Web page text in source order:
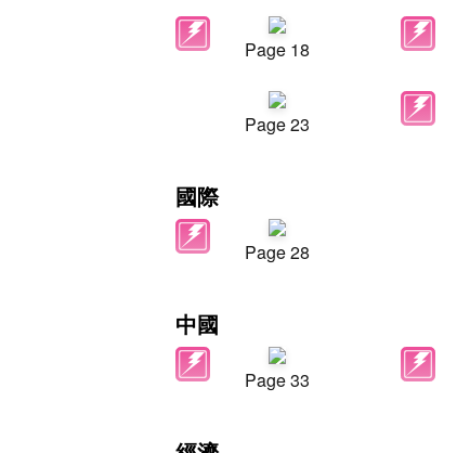
Page 18
Page 23
國際
Page 28
中國
Page 33